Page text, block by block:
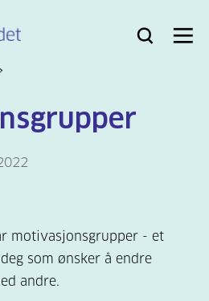
Bli
Logg
Søk Meny
motivasjonsgrupper - et
som ønsker å endre
andre.